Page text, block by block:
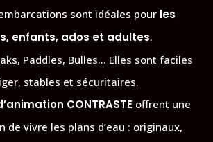
sont idéales pour les
enfants, ados et adultes.
Paddles, Bulles… Elles sont faciles
stables et sécuritaires.
CONTRASTE offrent une
de vivre les plans d’eau : originaux,